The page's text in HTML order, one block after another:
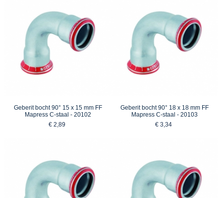
Geberit bocht 90° 15 x 15 mm FF
Mapress C-staal - 20102
€ 2,89
Geberit bocht 90° 18 x 18 mm FF
Mapress C-staal - 20103
€ 3,34